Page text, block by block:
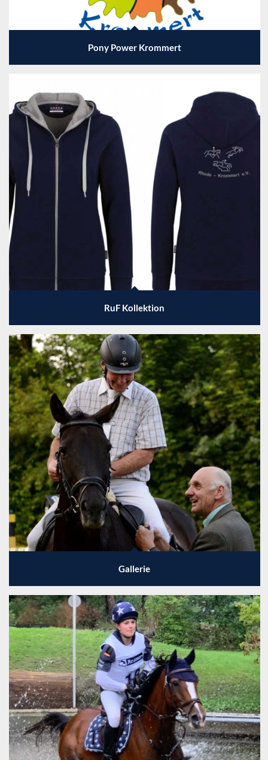
Pony Power Krommert
RuF Kollektion
Gallerie